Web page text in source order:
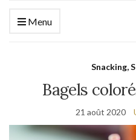
Menu
Snacking,
Bagels
21 août 2020